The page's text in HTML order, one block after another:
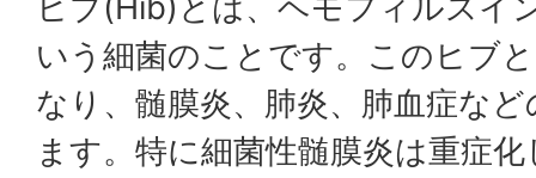
ヒブ(Hib)とは、ヘモフィルスイ
いう細菌のことです。このヒブ
なり、髄膜炎、肺炎、肺血症な
ます。特に細菌性髄膜炎は重症